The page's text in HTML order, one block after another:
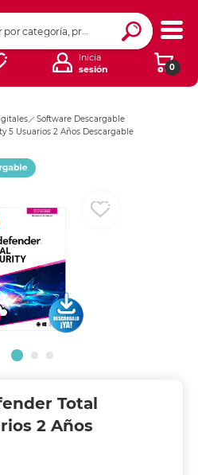
0
Inicia
sesión
Software Descargable
5 Usuarios 2 Años Descargable
Total
2 Años
Ingresar Codigo